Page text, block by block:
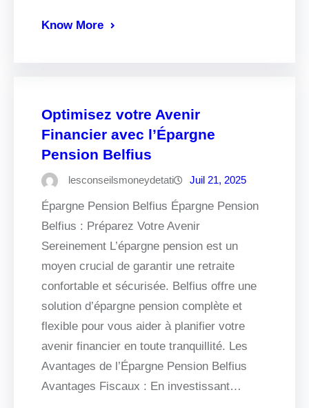
Know More
Optimisez votre Avenir
Financier avec l’Épargne
Pension Belfius
lesconseilsmoneydetati Juil 21, 2025
Épargne Pension Belfius Épargne Pension
Belfius : Préparez Votre Avenir
Sereinement L’épargne pension est un
moyen crucial de garantir une retraite
confortable et sécurisée. Belfius offre une
solution d’épargne pension complète et
flexible pour vous aider à planifier votre
avenir financier en toute tranquillité. Les
Avantages de l’Épargne Pension Belfius
Avantages Fiscaux : En investissant…